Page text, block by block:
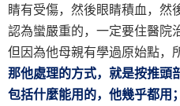
睛有受傷，然後眼睛積血，然
認為蠻嚴重的，一定要住醫院
但因為他母親有學過原始點，
那他處理的方式，就是按推頭
包括什麼能用的，他幾乎都用